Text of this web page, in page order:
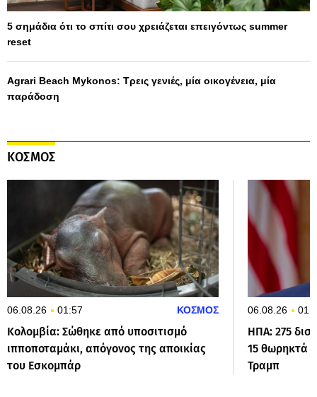
5 σημάδια ότι το σπίτι σου χρειάζεται επειγόντως summer
reset
Agrari Beach Mykonos: Τρεις γενιές, μία οικογένεια, μία
παράδοση
ΚΟΣΜΟΣ
06.08.26 01:57 ΚΟΣΜΟΣ
Κολομβία: Σώθηκε από υποσιτισμό
ιπποποταμάκι, απόγονος της αποικίας
του Εσκομπάρ
06.08.26
ΗΠΑ: 275
15 θωρηκτά
Τραμπ